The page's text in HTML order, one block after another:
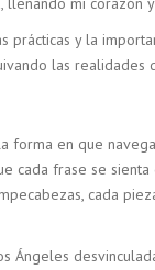
y la
las realidades
en que
cada frase se
cada